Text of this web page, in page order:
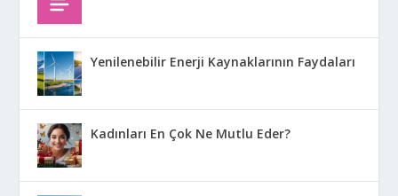
Yenilenebilir Enerji Kaynaklarının Faydaları
Kadınları En Çok Ne Mutlu Eder?